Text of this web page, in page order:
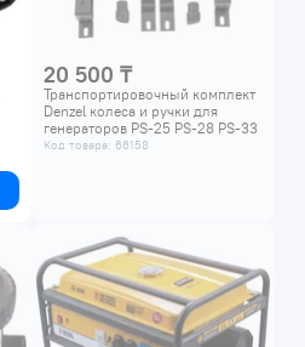
20 500 ₸
Транспортировочный комплект
Denzel колеса и ручки для
генераторов PS-25 PS-28 PS-33
PS-33E 94669
Код товара: 66158